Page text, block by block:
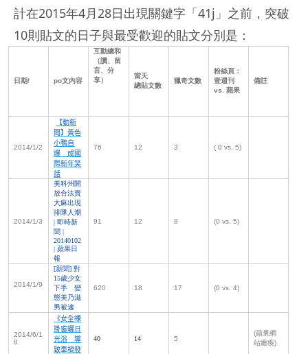
計在2015年4月28日出現關鍵字「41j」之前，突破
10則貼文的日子與最受歡迎的貼文分別是：
日期/ po文內容
互動總和
（讚
留
言 、分
享）
當天
總貼文數
獵奇文數
粉絲頁：
壹週刊
vs.蘋果
備註
2014/1/2
【動新
聞】黃色
小鴨自
爆 成國
際新年笑
話
76 12 3 ( 0 vs. 5)
2014/1/3
美科州開
放合法賣
大麻出現
排隊人潮
| 即時新
聞 |
20140102
|蘋果日
報
91 12 8 (0 vs. 5)
2014/1/9
[新聞]對
15歲少女
下手 變
態美乃滋
男被逮
620 18 17 (0 vs. 4)
2014/6/1
8
《女全裸
掛窗曬日
光浴 導
致車禍發
40 14 5
(蘋果網
站癱瘓)